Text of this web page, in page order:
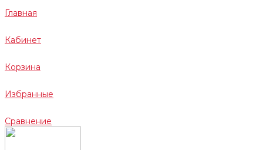
Главная
Кабинет
Корзина
Избранные
Сравнение